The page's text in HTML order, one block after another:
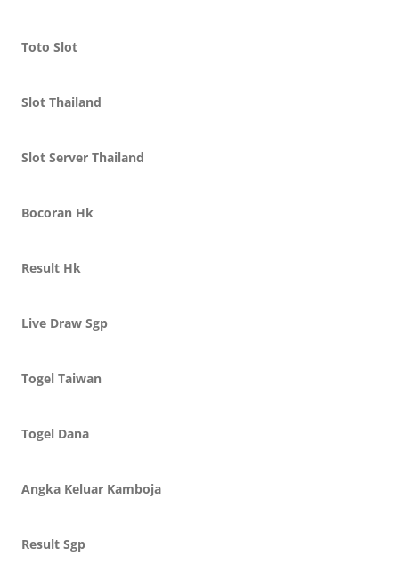
Toto Slot
Slot Thailand
Slot Server Thailand
Bocoran Hk
Result Hk
Live Draw Sgp
Togel Taiwan
Togel Dana
Angka Keluar Kamboja
Result Sgp